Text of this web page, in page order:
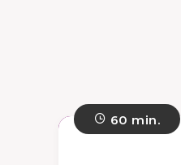
60 min.